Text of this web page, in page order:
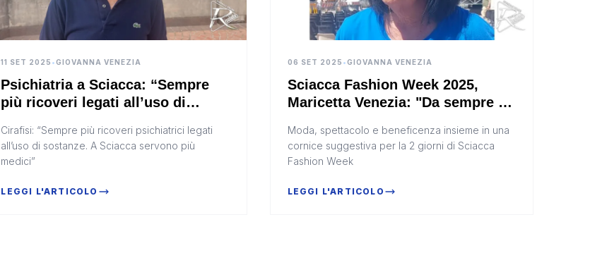
11 SET 2025 •GIOVANNA VENEZIA
Psichiatria a Sciacca: “Sempre
più ricoveri legati all’uso di
Cirafisi: “Sempre più ricoveri psichiatrici legati
all’uso di sostanze. A Sciacca servono più
medici”
LEGGI L'ARTICOLO
06 SET 2025 •GIOVANNA VENEZIA
Sciacca Fashion Week 2025,
Maricetta Venezia: "Da sempre la
(Video)
Moda, spettacolo e beneficenza insieme in una
cornice suggestiva per la 2 giorni di Sciacca
Fashion Week
LEGGI L'ARTICOLO